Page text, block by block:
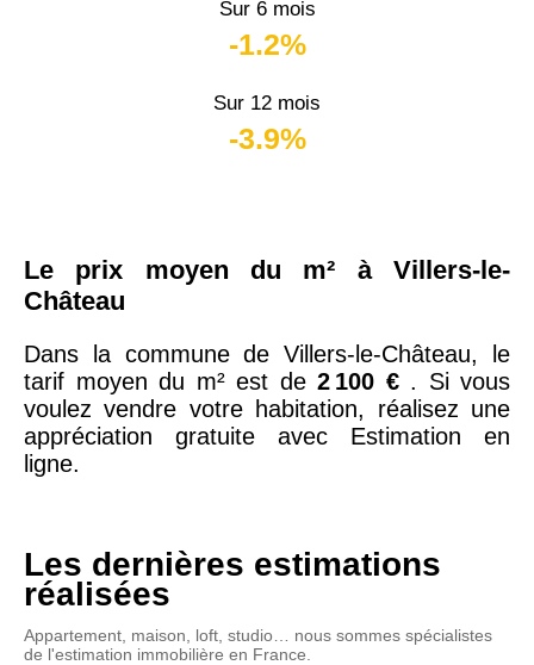
Sur 6 mois
-1.2%
Sur 12 mois
-3.9%
Le prix moyen du m² à Villers-le-
Château
Dans la commune de Villers-le-Château, le
tarif moyen du m² est de 2 100 € . Si vous
voulez vendre votre habitation, réalisez une
appréciation gratuite avec Estimation en
ligne.
Les dernières estimations
réalisées
Appartement, maison, loft, studio… nous sommes spécialistes
de l'estimation immobilière en France.